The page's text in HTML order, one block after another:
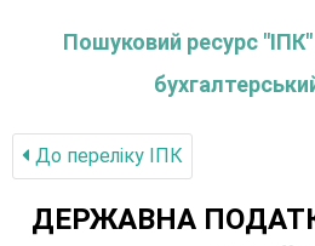
Пошуковий ресурс
До переліку IПК
ДЕРЖАВНА